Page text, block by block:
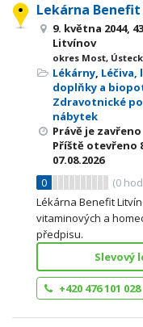
Lekárna
9. května 2044,
Litvínov
okres Most,
Lékárny, Léčiva,
doplňky a
Zdravotnické
nábytek
Právě je zavřeno
Příště otevřeno
07.08.2026
0
(0
Lékárna Benefit
vitaminových a
předpisu.
Slevový
+420 476 101 028